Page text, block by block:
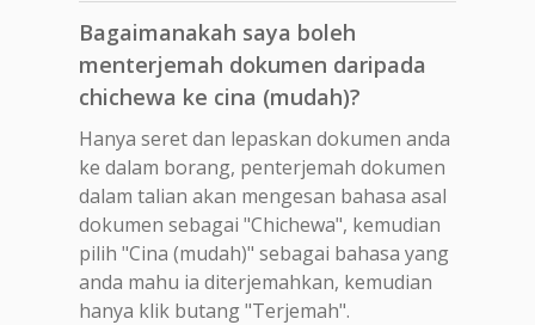
Bagaimanakah saya boleh
menterjemah dokumen daripada
chichewa ke cina (mudah)?
Hanya seret dan lepaskan dokumen anda
ke dalam borang, penterjemah dokumen
dalam talian akan mengesan bahasa asal
dokumen sebagai "Chichewa", kemudian
pilih "Cina (mudah)" sebagai bahasa yang
anda mahu ia diterjemahkan, kemudian
hanya klik butang "Terjemah".